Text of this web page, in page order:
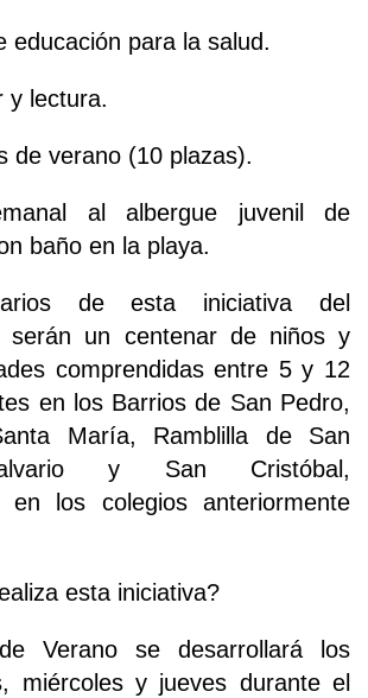
educación para la salud.
y lectura.
de verano (10 plazas).
al albergue juvenil de
baño en la playa.
de esta iniciativa del
serán un centenar de niños y
comprendidas entre 5 y 12
en los Barrios de San Pedro,
María, Ramblilla de San
y San Cristóbal,
en los colegios anteriormente
esta iniciativa?
Verano se desarrollará los
miércoles y jueves durante el